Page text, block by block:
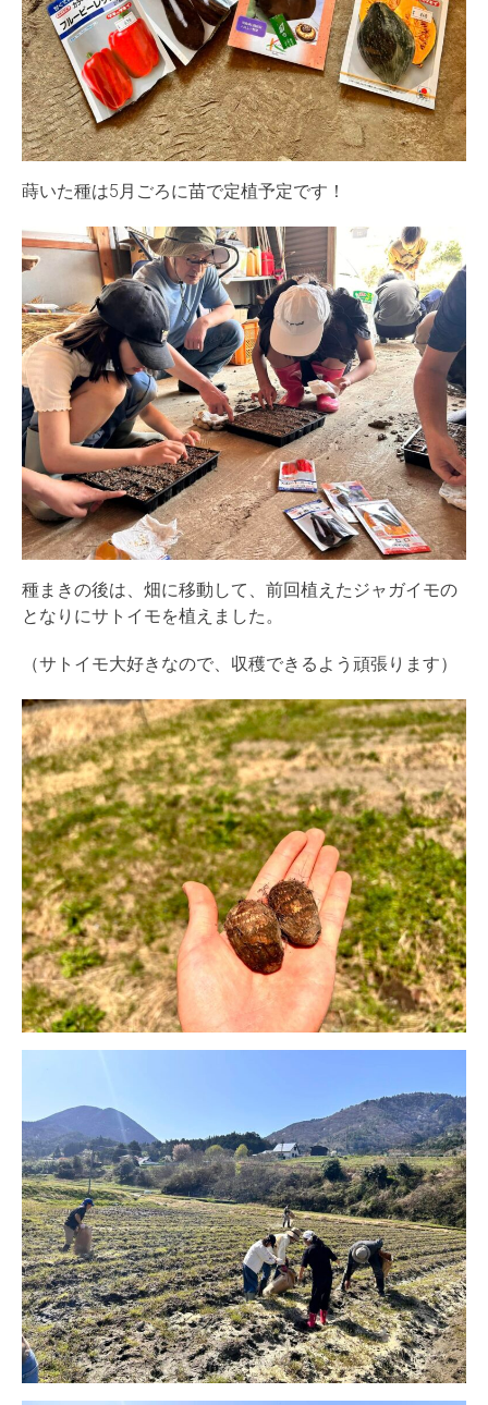
蒔いた種は5月ごろに苗で定植予定です！
種まきの後は、畑に移動して、前回植えたジャガイモの
となりにサトイモを植えました。
（サトイモ大好きなので、収穫できるよう頑張ります）